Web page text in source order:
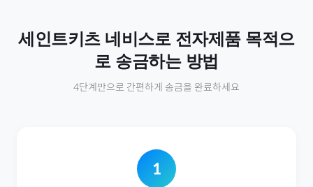
세인트키츠 네비스로 전자제품 목적으
로 송금하는 방법
4단계만으로 간편하게 송금을 완료하세요
1